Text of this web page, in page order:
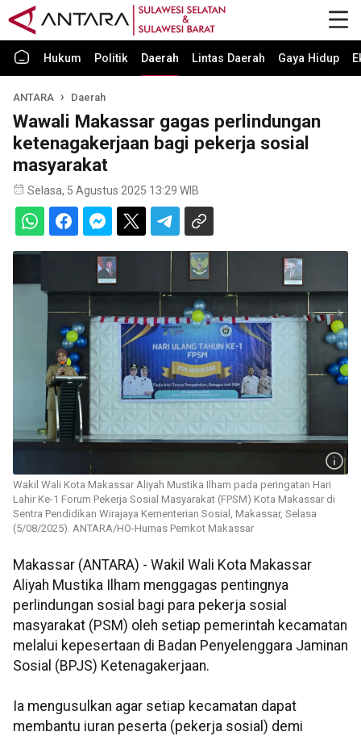
Hukum Politik Daerah Lintas Daerah Gaya Hidup
ANTARA Daerah
Wawali Makassar gagas perlindungan
ketenagakerjaan bagi pekerja sosial
masyarakat
Selasa, 5 Agustus 2025 13:29 WIB
Wakil Wali Kota Makassar Aliyah Mustika Ilham pada peringatan Hari
Lahir Ke-1 Forum Pekerja Sosial Masyarakat (FPSM) Kota Makassar di
Sentra Pendidikan Wirajaya Kementerian Sosial, Makassar, Selasa
(5/08/2025). ANTARA/HO-Humas Pemkot Makassar
Makassar (ANTARA) - Wakil Wali Kota Makassar
Aliyah Mustika Ilham menggagas pentingnya
perlindungan sosial bagi para pekerja sosial
masyarakat (PSM) oleh setiap pemerintah kecamatan
melalui kepesertaan di Badan Penyelenggara Jaminan
Sosial (BPJS) Ketenagakerjaan.
Ia mengusulkan agar setiap kecamatan dapat
membantu iuran peserta (pekerja sosial) demi